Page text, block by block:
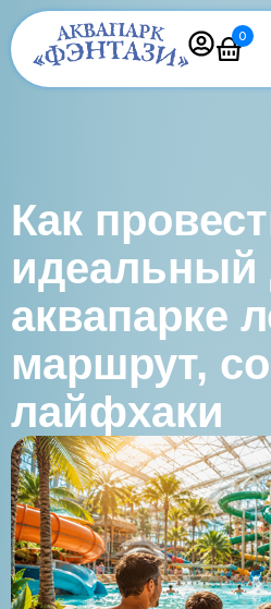
0
Как
идеальный
аквапарке
маршрут,
лайфхаки